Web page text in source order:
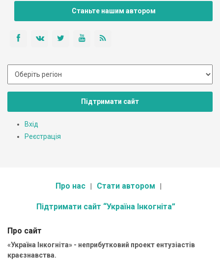
Станьте нашим автором
Підтримати сайт
Вхід
Реєстрація
Про нас Стати автором
Підтримати сайт “Україна Інкогніта”
Про сайт
«Україна Інкогніта» - неприбутковий проект ентузіастів
краєзнавства.